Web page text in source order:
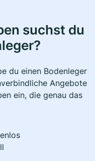
suchst du
du einen Bodenleger
Angebote
ein, die genau das